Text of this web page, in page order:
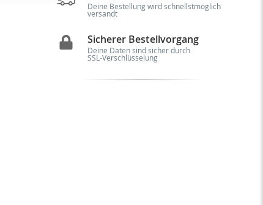
Deine Bestellung wird schnellstmöglich
versandt
Sicherer Bestellvorgang
Deine Daten sind sicher durch
SSL-Verschlüsselung